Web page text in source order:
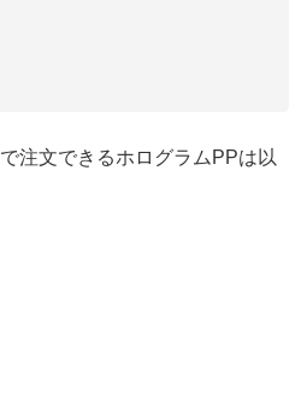
で注文できるホログラムPPは以